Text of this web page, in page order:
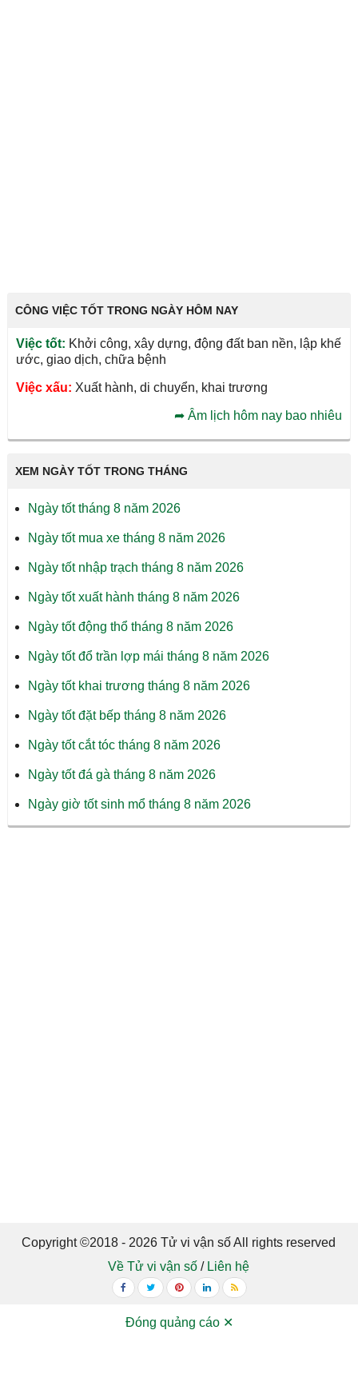
CÔNG VIỆC TỐT TRONG NGÀY HÔM NAY
Việc tốt: Khởi công, xây dựng, động đất ban nền, lập khế
ước, giao dịch, chữa bệnh
Việc xấu: Xuất hành, di chuyển, khai trương
➦Âm lịch hôm nay bao nhiêu
XEM NGÀY TỐT TRONG THÁNG
Ngày tốt tháng 8 năm 2026
Ngày tốt mua xe tháng 8 năm 2026
Ngày tốt nhập trạch tháng 8 năm 2026
Ngày tốt xuất hành tháng 8 năm 2026
Ngày tốt động thổ tháng 8 năm 2026
Ngày tốt đổ trần lợp mái tháng 8 năm 2026
Ngày tốt khai trương tháng 8 năm 2026
Ngày tốt đặt bếp tháng 8 năm 2026
Ngày tốt cắt tóc tháng 8 năm 2026
Ngày tốt đá gà tháng 8 năm 2026
Ngày giờ tốt sinh mổ tháng 8 năm 2026
Copyright ©2018 - 2026 Tử vi vận số All rights reserved
Về Tử vi vận số / Liên hệ
Đóng quảng cáo ✕